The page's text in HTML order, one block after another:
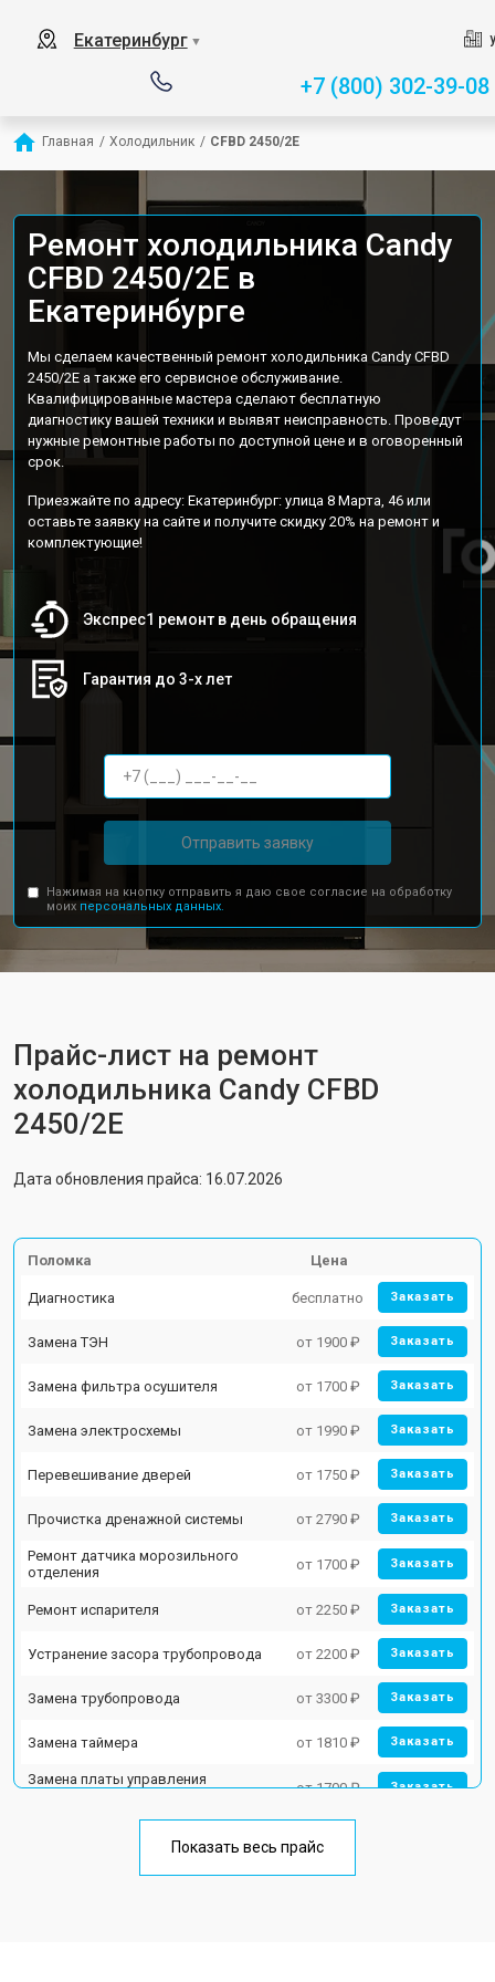
Екатеринбург ▼
+7 (800) 302-39-08
Главная / Холодильник / CFBD 2450/2E
Ремонт холодильника Candy
CFBD 2450/2E в
Екатеринбурге
Мы сделаем качественный ремонт холодильника Candy CFBD
2450/2E а также его сервисное обслуживание.
Квалифицированные мастера сделают бесплатную
диагностику вашей техники и выявят неисправность. Проведут
нужные ремонтные работы по доступной цене и в оговоренный
срок.
Приезжайте по адресу: Екатеринбург: улица 8 Марта, 46 или
оставьте заявку на сайте и получите скидку 20% на ремонт и
комплектующие!
Экспрес1 ремонт в день обращения
Гарантия до 3-х лет
Отправить заявку
Нажимая на кнопку отправить я даю свое согласие на обработку
моих персональных данных.
Прайс-лист на ремонт
холодильника Candy CFBD
2450/2E
Дата обновления прайса: 16.07.2026
Поломка Цена
Диагностика бесплатно Заказать
Замена ТЭН от 1900 ₽ Заказать
Замена фильтра осушителя от 1700 ₽ Заказать
Замена электросхемы от 1990 ₽ Заказать
Перевешивание дверей от 1750 ₽ Заказать
Прочистка дренажной системы от 2790 ₽ Заказать
Ремонт датчика морозильного
отделения
от 1700 ₽ Заказать
Ремонт испарителя от 2250 ₽ Заказать
Устранение засора трубопровода от 2200 ₽ Заказать
Замена трубопровода от 3300 ₽ Заказать
Замена таймера от 1810 ₽ Заказать
Замена платы управления
от 1700 ₽ Заказать
Ремонт/замена датчика
Замена термостата от 1700 ₽
Показать весь прайс